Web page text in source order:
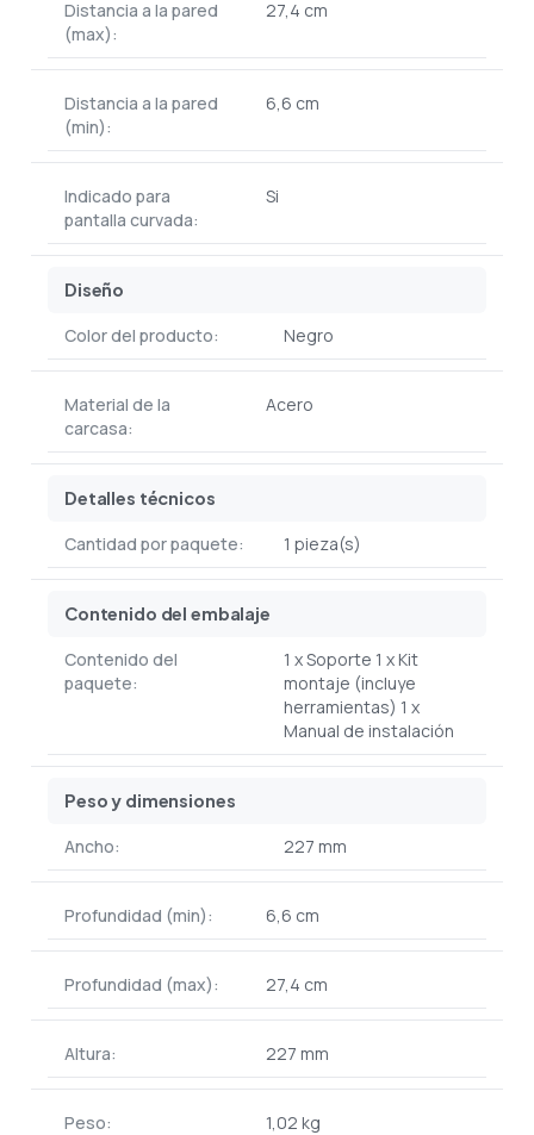
Distancia a la pared
(max):
27,4 cm
Distancia a la pared
(min):
6,6 cm
Indicado para
pantalla curvada:
Si
Diseño
Color del producto: Negro
Material de la
carcasa:
Acero
Detalles técnicos
Cantidad por paquete: 1 pieza(s)
Contenido del embalaje
Contenido del
paquete:
1 x Soporte 1 x Kit
montaje (incluye
herramientas) 1 x
Manual de instalación
Peso y dimensiones
Ancho: 227 mm
Profundidad (min): 6,6 cm
Profundidad (max): 27,4 cm
Altura: 227 mm
Peso: 1,02 kg